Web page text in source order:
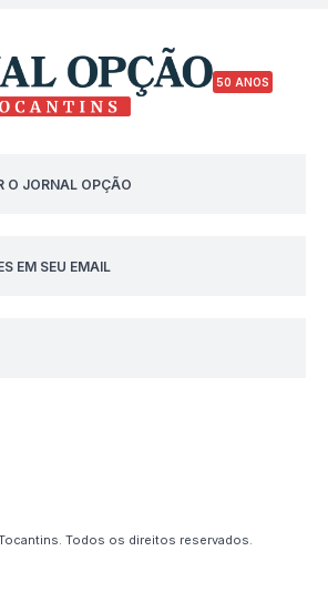
50 ANOS
O JORNAL OPÇÃO
EM SEU EMAIL
Todos os direitos reservados.